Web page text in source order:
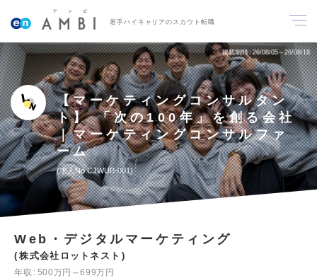
若手ハイキャリアのスカウト転職
掲載期間 26/08/05～26/08/18
【マーケティングコンサルタン
ト】 「次の100年」を創る会社
｜マーケティングコンサルファ
ーム
求人No.CJWUB-001
Web・デジタルマーケティング
株式会社ロットネスト
年収
500万円～699万円